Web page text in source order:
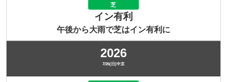
芝
イン有利
午後から大雨で芝はイン有利に
2026
7/26(日)中京